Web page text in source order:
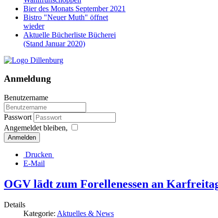
Bier des Monats September 2021
Bistro "Neuer Muth" öffnet
wieder
Aktuelle Bücherliste Bücherei
(Stand Januar 2020)
Anmeldung
Benutzername
Passwort
Angemeldet bleiben,
Anmelden
Drucken
E-Mail
OGV lädt zum Forellenessen an
Details
Kategorie: Aktuelles & News